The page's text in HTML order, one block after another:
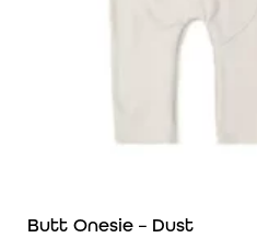
Butt Onesie – Dust